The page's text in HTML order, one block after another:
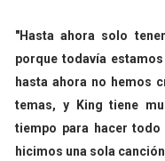
"Hasta ahora solo
porque todavía
hasta ahora no hemos
temas, y King tiene
tiempo para hacer todo
hicimos una sola